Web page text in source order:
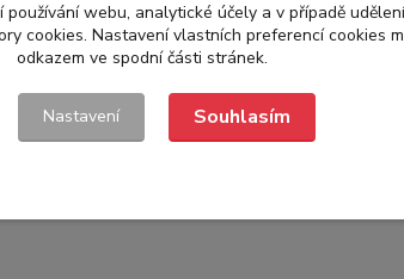
používání webu, analytické účely a v případě
cookies. Nastavení vlastních preferencí cookies
odkazem ve spodní části stránek.
Nastavení Souhlasím